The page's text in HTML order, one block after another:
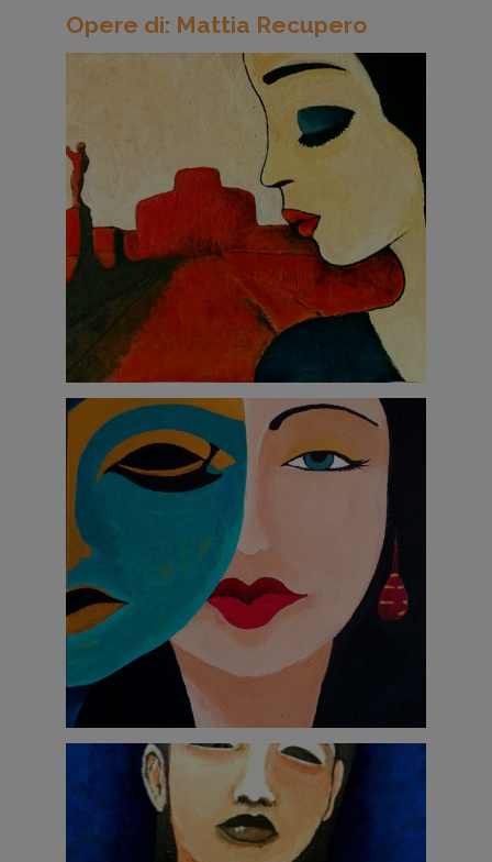
Opere di: Mattia Recupero